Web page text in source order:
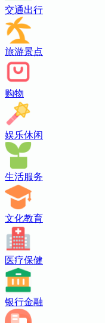
交通出行
旅游景点
购物
娱乐休闲
生活服务
文化教育
医疗保健
银行金融